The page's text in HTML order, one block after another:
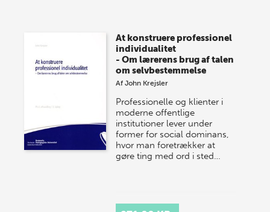
At konstruere professionel
individualitet
- Om lærerens brug af talen
om selvbestemmelse
AfJohn Krejsler
Professionelle og klienter i
moderne offentlige
institutioner lever under
former for social dominans,
hvor man foretrækker at
gøre ting med ord i sted…